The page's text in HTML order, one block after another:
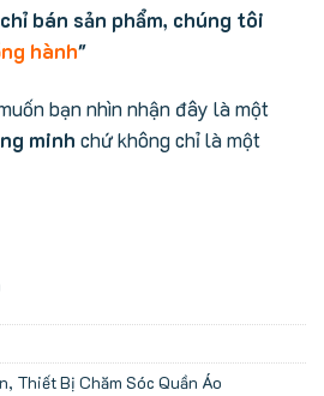
bán sản phẩm, chúng tôi
hành"
bạn nhìn nhận đây là một
minh chứ không chỉ là một
, Thiết Bị Chăm Sóc Quần Áo